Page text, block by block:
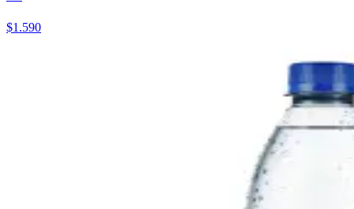
$1.590